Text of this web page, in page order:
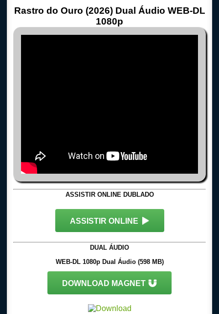
Rastro do Ouro (2026) Dual Áudio WEB-DL
1080p
ASSISTIR ONLINE DUBLADO
ASSISTIR ONLINE
DUAL ÁUDIO
WEB-DL 1080p Dual Áudio (598 MB)
DOWNLOAD MAGNET